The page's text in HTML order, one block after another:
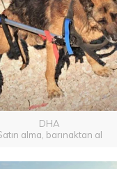
DHA
alma, barınaktan al